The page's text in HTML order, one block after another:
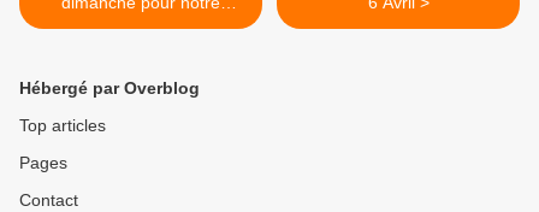
Chasse aux œufs Geante
Hébergé par Overblog
Top articles
Pages
Contact